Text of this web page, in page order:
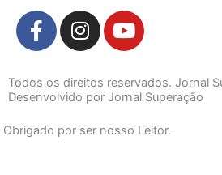
F
a
e
b
o
o
I
n
t
a
r
Y
o
t
u
e
Todos os direitos reservados. Jornal
Desenvolvido por Jornal Superação
Obrigado por ser nosso Leitor.